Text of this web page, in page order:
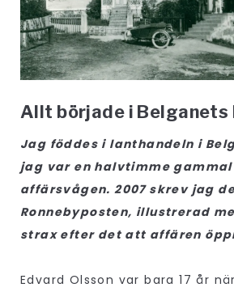
Allt började i Belganets
Jag föddes i lanthandeln i
jag var en halvtimme
affärsvågen. 2007 skrev jag
Ronnebyposten, illustrerad
strax efter det att affären
Edvard Olsson var bara 17 år